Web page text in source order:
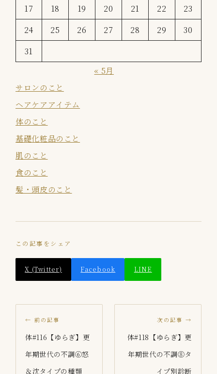
17
18 19 20 21 22
23
24
25 26 27 28 29
30
31
« 5月
サロンのこと
ヘアケアアイテム
体のこと
基礎化粧品のこと
肌のこと
食のこと
髪・頭皮のこと
この記事をシェア
X (Twitter) Facebook LINE
← 前の記事
体#116【ゆらぎ】更
年期世代の不調⑥怒
＆沈タイプの種類
次の記事 →
体#118【ゆらぎ】更
年期世代の不調⑧タ
イプ別診断